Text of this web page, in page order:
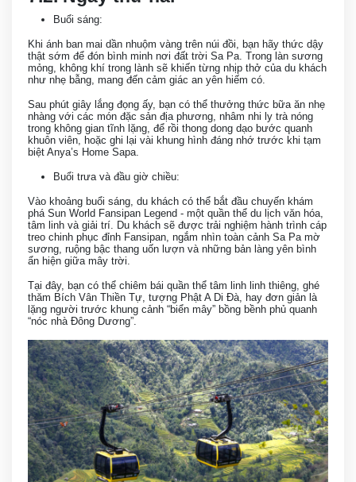
Buổi sáng:
Khi ánh ban mai dần nhuộm vàng trên núi đồi, bạn hãy thức dậy
thật sớm để đón bình minh nơi đất trời Sa Pa. Trong làn sương
mỏng, không khí trong lành sẽ khiến từng nhịp thở của du khách
như nhẹ bẫng, mang đến cảm giác an yên hiếm có.
Sau phút giây lắng đọng ấy, bạn có thể thưởng thức bữa ăn nhẹ
nhàng với các món đặc sản địa phương, nhâm nhi ly trà nóng
trong không gian tĩnh lặng, để rồi thong dong dạo bước quanh
khuôn viên, hoặc ghi lại vài khung hình đáng nhớ trước khi tạm
biệt Anya’s Home Sapa.
Buổi trưa và đầu giờ chiều:
Vào khoảng buổi sáng, du khách có thể bắt đầu chuyến khám
phá Sun World Fansipan Legend - một quần thể du lịch văn hóa,
tâm linh và giải trí. Du khách sẽ được trải nghiệm hành trình cáp
treo chinh phục đỉnh Fansipan, ngắm nhìn toàn cảnh Sa Pa mờ
sương, ruộng bậc thang uốn lượn và những bản làng yên bình
ẩn hiện giữa mây trời.
Tại đây, bạn có thể chiêm bái quần thể tâm linh linh thiêng, ghé
thăm Bích Vân Thiền Tự, tượng Phật A Di Đà, hay đơn giản là
lặng người trước khung cảnh “biển mây” bồng bềnh phủ quanh
“nóc nhà Đông Dương”.